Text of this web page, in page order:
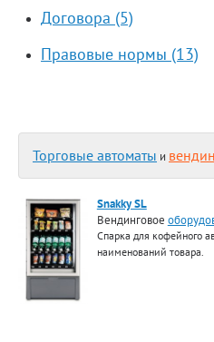
Договора (5)
Правовые нормы (13)
Торговые автоматы и
Snakky SL
Вендинговое
Спарка для кофейного
наименований товара.